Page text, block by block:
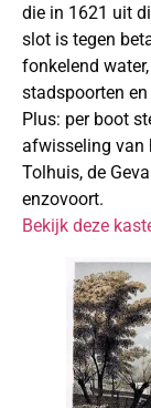
die in 1621 uit
slot is tegen
fonkelend
stadspoorten
Plus: per boot
afwisseling van
Tolhuis, de
enzovoort.
Bekijk deze